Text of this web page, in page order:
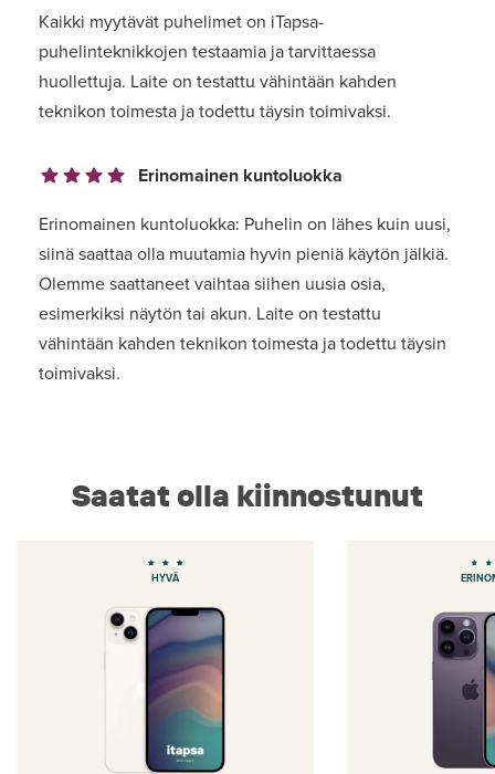
Kaikki myytävät puhelimet on iTapsa-
puhelinteknikkojen testaamia ja tarvittaessa
huollettuja. Laite on testattu vähintään kahden
teknikon toimesta ja todettu täysin toimivaksi.
Erinomainen kuntoluokka
Erinomainen kuntoluokka: Puhelin on lähes kuin uusi,
siinä saattaa olla muutamia hyvin pieniä käytön jälkiä.
Olemme saattaneet vaihtaa siihen uusia osia,
esimerkiksi näytön tai akun. Laite on testattu
vähintään kahden teknikon toimesta ja todettu täysin
toimivaksi.
Saatat olla kiinnostunut
HYVÄ